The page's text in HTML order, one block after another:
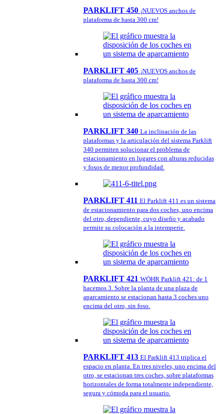
PARKLIFT 450 ¡NUEVOS anchos de
plataforma de hasta 300 cm!
PARKLIFT 405 ¡NUEVOS anchos de
plataforma de hasta 300 cm!
PARKLIFT 340 La inclinación de las
plataformas y la articulación del sistema Parklift
340 permiten solucionar el problema de
estacionamiento en lugares con alturas reducidas
y fosos de menor profundidad.
PARKLIFT 411 El Parklift 411 es un sistema
de estacionamiento para dos coches, uno encima
del otro, dependiente, cuyo diseño y acabado
permite su colocación a la intemperie.
PARKLIFT 421 WÖHR Parklift 421: de 1
hacemos 3. Sobre la planta de una plaza de
aparcamiento se estacionan hasta 3 coches uno
encima del otro, sin foso.
PARKLIFT 413 El Parklift 413 triplica el
espacio en planta. En tres niveles, uno encima del
otro, se estacionan tres coches, sobre plataformas
horizontales de forma totalmente independiente,
segura y cómoda para el usuario.